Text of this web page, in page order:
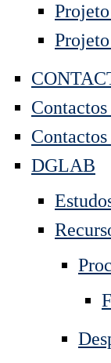
DGLAB